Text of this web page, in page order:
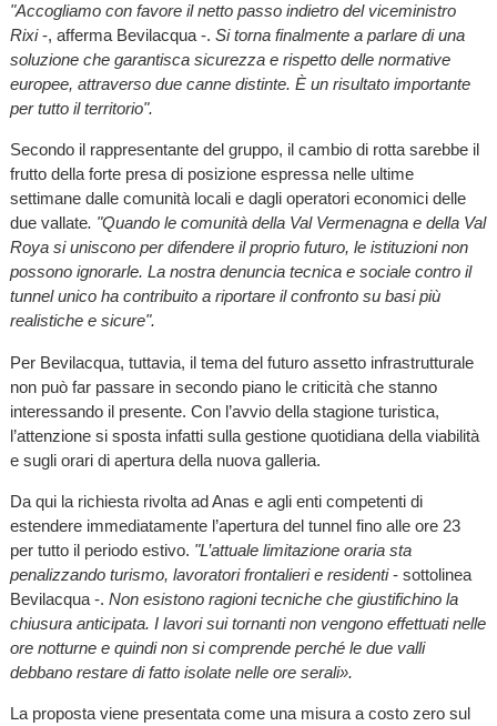
"Accogliamo con favore il netto passo indietro del viceministro
Rixi-, afferma Bevilacqua -. Si torna finalmente a parlare di una
soluzione che garantisca sicurezza e rispetto delle normative
europee, attraverso due canne distinte. È un risultato importante
per tutto il territorio".
Secondo il rappresentante del gruppo, il cambio di rotta sarebbe il
frutto della forte presa di posizione espressa nelle ultime
settimane dalle comunità locali e dagli operatori economici delle
due vallate. "Quando le comunità della Val Vermenagna e della Val
Roya si uniscono per difendere il proprio futuro, le istituzioni non
possono ignorarle. La nostra denuncia tecnica e sociale contro il
tunnel unico ha contribuito a riportare il confronto su basi più
realistiche e sicure".
Per Bevilacqua, tuttavia, il tema del futuro assetto infrastrutturale
non può far passare in secondo piano le criticità che stanno
interessando il presente. Con l’avvio della stagione turistica,
l’attenzione si sposta infatti sulla gestione quotidiana della viabilità
e sugli orari di apertura della nuova galleria.
Da qui la richiesta rivolta ad Anas e agli enti competenti di
estendere immediatamente l’apertura del tunnel fino alle ore 23
per tutto il periodo estivo. "L’attuale limitazione oraria sta
penalizzando turismo, lavoratori frontalieri e residenti- sottolinea
Bevilacqua -. Non esistono ragioni tecniche che giustifichino la
chiusura anticipata. I lavori sui tornanti non vengono effettuati nelle
ore notturne e quindi non si comprende perché le due valli
debbano restare di fatto isolate nelle ore serali».
La proposta viene presentata come una misura a costo zero sul